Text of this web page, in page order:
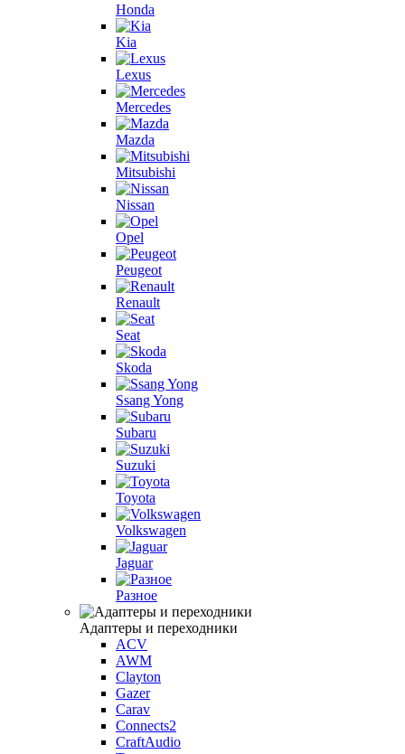
Honda
Kia
Lexus
Mercedes
Mazda
Mitsubishi
Nissan
Opel
Peugeot
Renault
Seat
Skoda
Ssang Yong
Subaru
Suzuki
Toyota
Volkswagen
Jaguar
Разное
Адаптеры и переходники
ACV
AWM
Clayton
Gazer
Carav
Connects2
CraftAudio